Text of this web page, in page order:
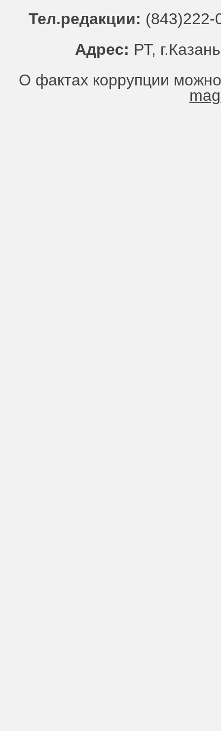
Тел.редакции:
Адрес: РТ,
О фактах коррупции